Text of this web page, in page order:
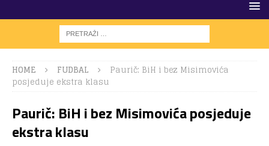
HOME FUDBAL
Paurič: BiH i bez Misimovića
posjeduje ekstra klasu
Paurič: BiH i bez Misimovića posjeduje
ekstra klasu